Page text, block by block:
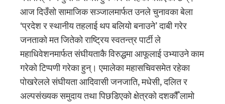
आज दिउँसो सामाजिक सञ्जालमार्फत उनले चुनावका बेला
‘प्रदेश र स्थानीय तहलाई थप बलियो बनाउने’ दाबी गरेर
जनताको मत जितेको राष्ट्रिय स्वतन्त्र पार्टी ले
महाधिवेशनमार्फत संघीयताकै विरुद्धमा आफूलाई उभ्याउने काम
गरेको टिप्पणी गरेका हुन्। एमालेका महासचिवसमेत रहेका
पोखरेलले संघीयता आदिवासी जनजाति, मधेसी, दलित र
अल्पसंख्यक समुदाय तथा पिछडिएको क्षेत्रको दशकौँ लामो